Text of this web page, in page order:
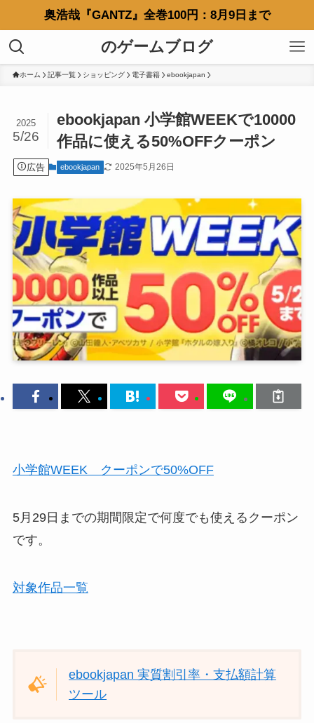
奥浩哉『GANTZ』全巻100円：8月9日まで
のゲームブログ
ホーム 記事一覧 ショッピング 電子書籍 ebookjapan
ebookjapan 小学館WEEKで10000
作品に使える50%OFFクーポン
2025
5/26
広告 ebookjapan 2025年5月26日
小学館WEEK クーポンで50%OFF
5月29日までの期間限定で何度でも使えるクーポン
です。
対象作品一覧
ebookjapan 実質割引率・支払額計算
ツール